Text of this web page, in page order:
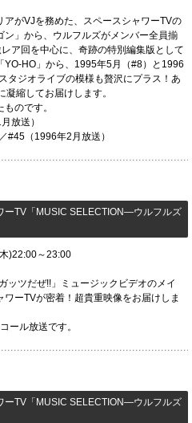
アがVJを務めた、スペースシャワーTVの
」から、ウルフルズがメンバー全員揃
ア回を中心に、奇跡の特別編集版として
YO-HO」から、1995年5月（#8）と1996
タジオライブの模様も贅沢にプラス！あ
縮してお届けします。
のです。
放送）
#45（1996年2月放送）
TV「MUSIC SELECTION―ウルフルズ
)22:00～23:00
ッツだぜ!!」ミュージックビデオのメイ
ーTVが密着！超貴重映像をお届けしま
ール放送です。
TV「MUSIC SELECTION―ウルフルズ